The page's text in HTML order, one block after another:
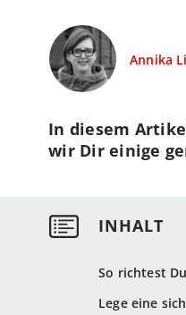
Annika
So richtest
Lege eine
In diesem
wir Dir einige